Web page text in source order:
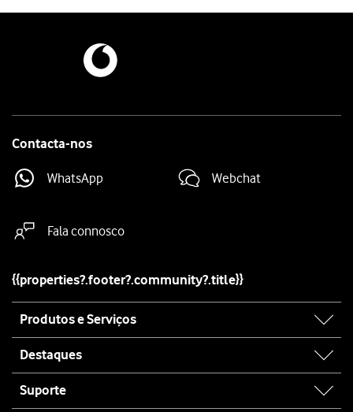
Contacta-nos
WhatsApp Webchat
Fala connosco
{{properties?.footer?.community?.title}}
map
Produtos e Serviços
Destaques
Suporte